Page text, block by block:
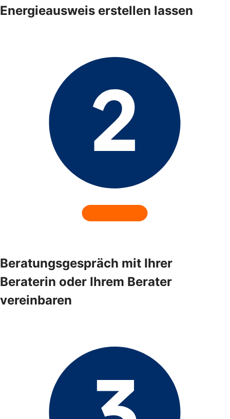
Energieausweis erstellen lassen
Beratungsgespräch mit Ihrer
Beraterin oder Ihrem Berater
vereinbaren